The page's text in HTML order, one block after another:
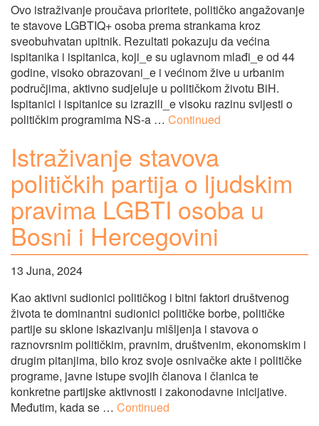
Ovo istraživanje proučava prioritete, političko angažovanje
te stavove LGBTIQ+ osoba prema strankama kroz
sveobuhvatan upitnik. Rezultati pokazuju da većina
ispitanika i ispitanica, koji_e su uglavnom mlađi_e od 44
godine, visoko obrazovani_e i većinom žive u urbanim
područjima, aktivno sudjeluje u političkom životu BiH.
Ispitanici i ispitanice su izrazili_e visoku razinu svijesti o
političkim programima NS-a … Continued
Istraživanje stavova
političkih partija o ljudskim
pravima LGBTI osoba u
Bosni i Hercegovini
13 Juna, 2024
Kao aktivni sudionici političkog i bitni faktori društvenog
života te dominantni sudionici političke borbe, političke
partije su sklone iskazivanju mišljenja i stavova o
raznovrsnim političkim, pravnim, društvenim, ekonomskim i
drugim pitanjima, bilo kroz svoje osnivačke akte i političke
programe, javne istupe svojih članova i članica te
konkretne partijske aktivnosti i zakonodavne inicijative.
Međutim, kada se … Continued